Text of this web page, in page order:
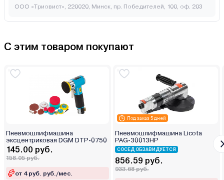
ООО «Триовист», 220020, Минск, пр. Победителей, 100, оф. 203
С этим товаром покупают
Пневмошлифмашина
эксцентриковая DGM DTP-0750
145.00 руб.
158.05 руб.
от 4 руб. руб./мес.
Под заказ 5 дней
Пневмошлифмашина Licota
PAG-30013HP
СОСЕД ОБЗАВИДУЕТСЯ
856.59 руб.
933.68 руб.